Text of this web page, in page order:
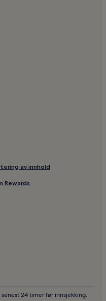
av innhold
Rewards
24 timer før innsjekking.